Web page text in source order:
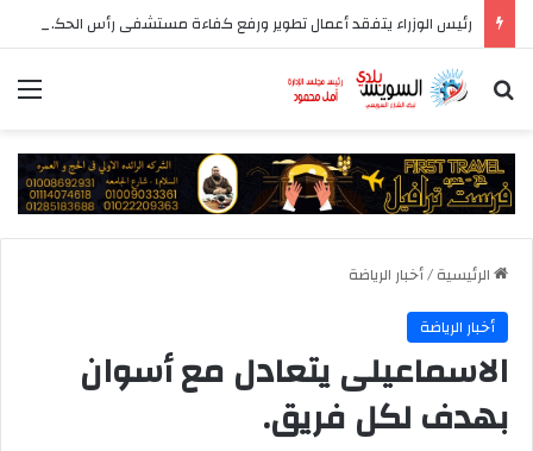
رئيس الوزراء يتفقد أعمال تطوير ورفع كفاءة مستشفى رأس الحكمة المركزي
بحث عن
الرئيسية/أخبار الرياضة
أخبار الرياضة
الاسماعيلى يتعادل مع أسوان
بهدف لكل فريق.